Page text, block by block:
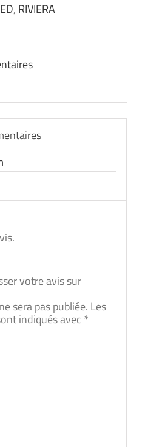
, RIVIERA
votre avis sur
sera pas publiée. Les
indiqués avec *